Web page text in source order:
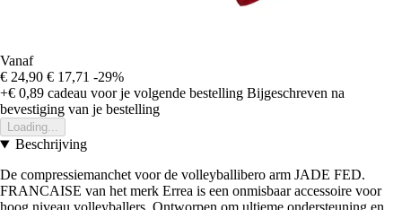
Vanaf
€ 24,90 € 17,71 -29%
+€ 0,89 cadeau voor je volgende bestelling Bijgeschreven na
bevestiging van je bestelling
Loading...
Beschrijving
De compressiemanchet voor de volleyballibero arm JADE FED.
FRANCAISE van het merk Errea is een onmisbaar accessoire voor